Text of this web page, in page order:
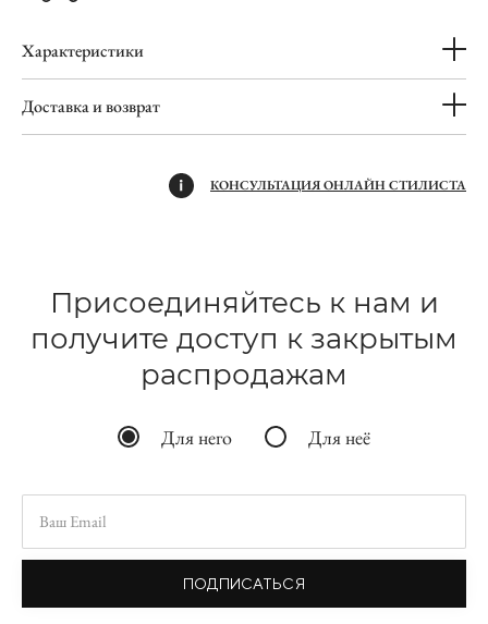
Характеристики
Доставка и возврат
КОНСУЛЬТАЦИЯ ОНЛАЙН СТИЛИСТА
Присоединяйтесь к нам и
получите доступ к закрытым
распродажам
Для него Для неё
ПОДПИСАТЬСЯ